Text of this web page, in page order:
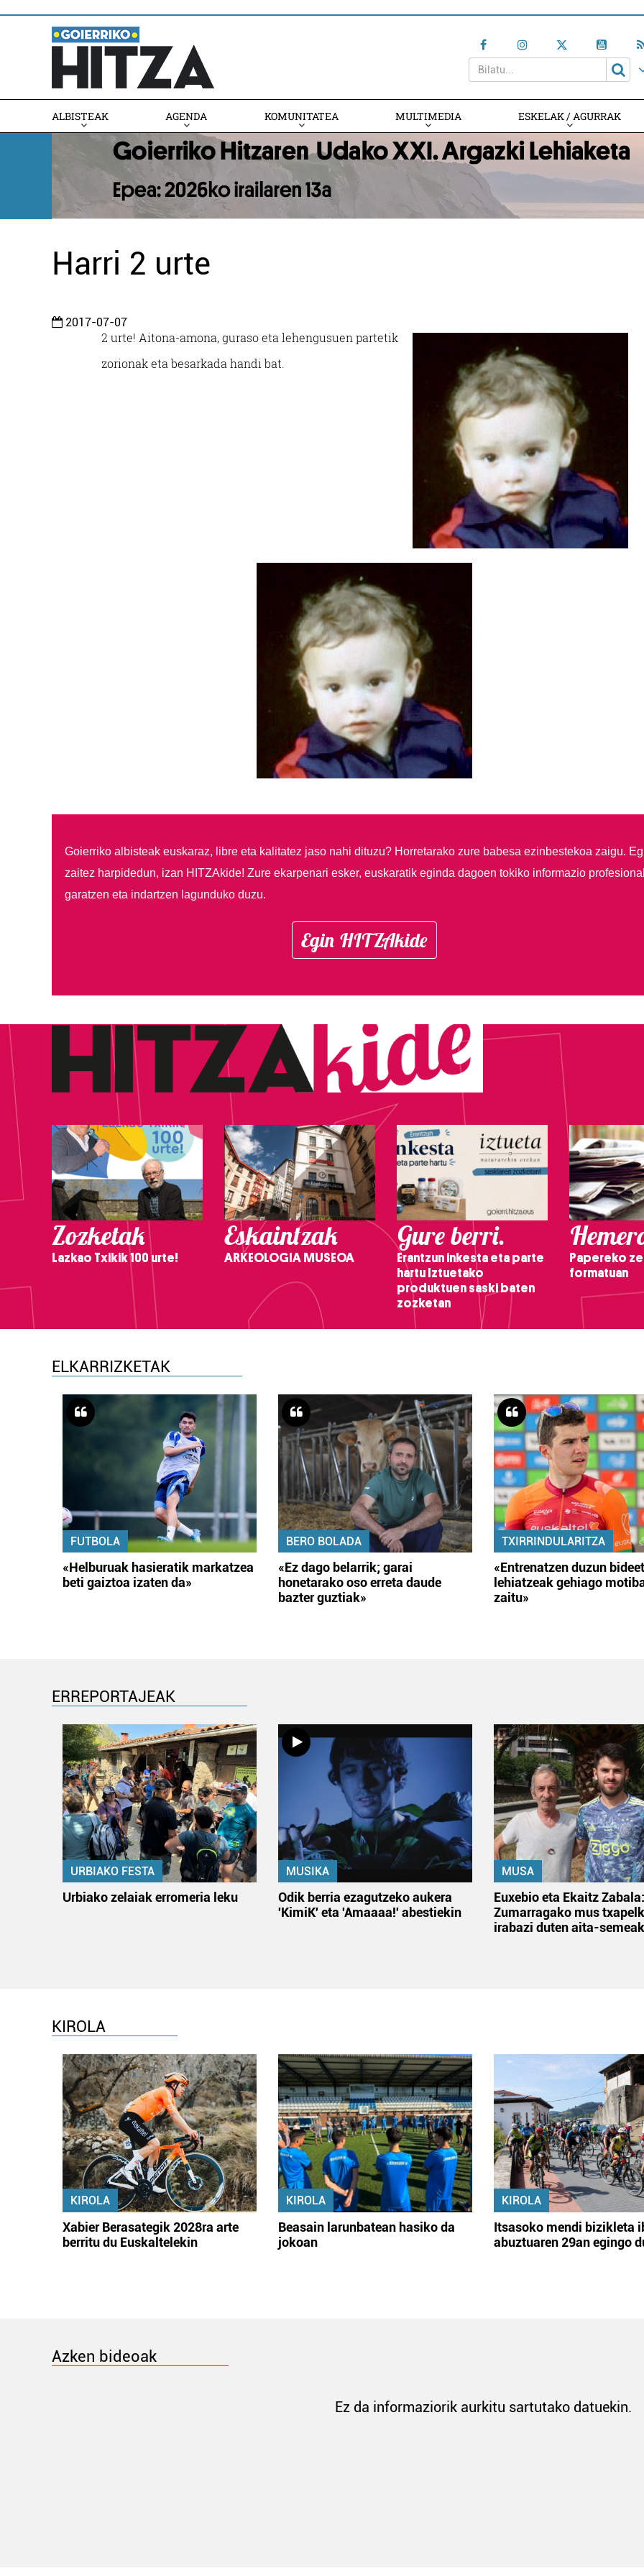
ALBISTEAK AGENDA KOMUNITATEA MULTIMEDIA ESKELAK / AGURRAK
Harri 2 urte
2017-07-07
2 urte! Aitona-amona, guraso eta lehengusuen partetik
zorionak eta besarkada handi bat.
Goierriko albisteak euskaraz, libre eta kalitatez jaso nahi dituzu? Horretarako zure babesa ezinbestekoa zaigu.
zaitez harpidedun, izan HITZAkide! Zure ekarpenari esker, euskaratik eginda dagoen tokiko informazio
garatzen eta indartzen lagunduko duzu.
Egin HITZAkide
Zozketak
Lazkao Txikik 100 urte!
Eskaintzak
ARKEOLOGIA MUSEOA
Gure berri.
Erantzun inkesta eta parte
hartu Iztuetako
produktuen saski baten
zozketan
Papereko
formatuan
ELKARRIZKETAK
FUTBOLA
«Helburuak hasieratik markatzea
beti gaiztoa izaten da»
BERO BOLADA
«Ez dago belarrik; garai
honetarako oso erreta daude
bazter guztiak»
TXIRRINDULARITZA
«Entrenatzen duzun
lehiatzeak gehiago
zaitu»
ERREPORTAJEAK
URBIAKO FESTA
Urbiako zelaiak erromeria leku
MUSIKA
Odik berria ezagutzeko aukera
'KimiK' eta 'Amaaaa!' abestiekin
MUSA
Euxebio eta Ekaitz Zabala:
Zumarragako mus
irabazi duten aita-semeak
KIROLA
KIROLA
Xabier Berasategik 2028ra arte
berritu du Euskaltelekin
KIROLA
Beasain larunbatean hasiko da
jokoan
KIROLA
Itsasoko mendi bizikleta
abuztuaren 29an egingo
Azken bideoak
Ez da informaziorik aurkitu sartutako datuekin.